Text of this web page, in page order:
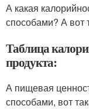
А какая
способами? А вот
Таблица
продукта:
А пищевая
способами, вот